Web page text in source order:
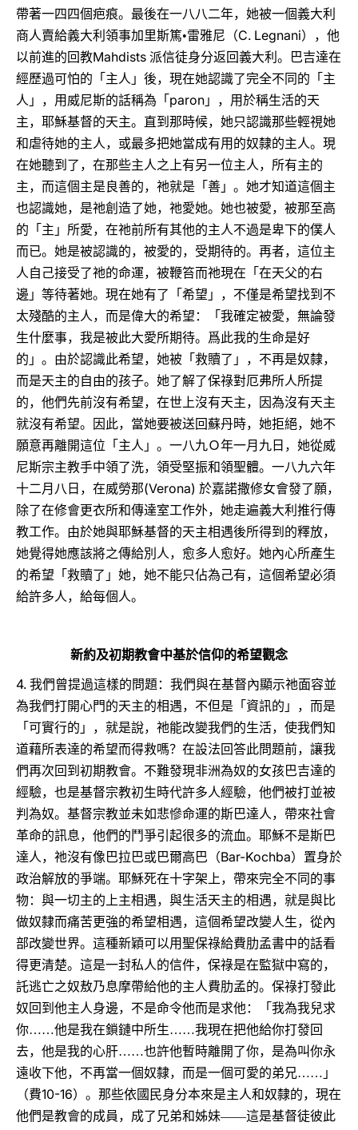
帶著一四四個疤痕。最後在一八八二年，她被一個義大利
商人賣給義大利領事加里斯篤•雷雅尼（C. Legnani），他
以前進的回教Mahdists 派信徒身分返回義大利。巴吉達在
經歷過可怕的「主人」後，現在她認識了完全不同的「主
人」，用威尼斯的話稱為「 paron 」，用於稱生活的天
主，耶穌基督的天主。直到那時候，她只認識那些輕視她
和虐待她的主人，或最多把她當成有用的奴隸的主人。現
在她聽到了，在那些主人之上有另一位主人，所有主的
主，而這個主是良善的，祂就是「善」。她才知道這個主
也認識她，是祂創造了她，祂愛她。她也被愛，被那至高
的「主」所愛，在祂前所有其他的主人不過是卑下的僕人
而已。她是被認識的，被愛的，受期待的。再者，這位主
人自己接受了祂的命運，被鞭笞而祂現在「在天父的右
邊」等待著她。現在她有了「希望」，不僅是希望找到不
太殘酷的主人，而是偉大的希望：「我確定被愛，無論發
生什麼事，我是被此大愛所期待。爲此我的生命是好
的」。由於認識此希望，她被「救贖了」，不再是奴隸，
而是天主的自由的孩子。她了解了保祿對厄弗所人所提
的，他們先前沒有希望，在世上沒有天主，因為沒有天主
就沒有希望。因此，當她要被送回蘇丹時，她拒絕，她不
願意再離開這位「主人」。一八九Ｏ年一月九日，她從威
尼斯宗主教手中領了洗，領受堅振和領聖體。一八九六年
十二月八日，在威勞那(Verona) 於嘉諾撒修女會發了願，
除了在修會更衣所和傳達室工作外，她走遍義大利推行傳
教工作。由於她與耶穌基督的天主相遇後所得到的釋放，
她覺得她應該將之傳給別人，愈多人愈好。她內心所產生
的希望「救贖了」她，她不能只佔為己有，這個希望必須
給許多人，給每個人。
新約及初期教會中基於信仰的希望觀念
4. 我們曾提過這樣的問題：我們與在基督內顯示祂面容並
為我們打開心門的天主的相遇，不但是「資訊的」，而是
「可實行的」，就是說，祂能改變我們的生活，使我們知
道藉所表達的希望而得救嗎？在設法回答此問題前，讓我
們再次回到初期教會。不難發現非洲為奴的女孩巴吉達的
經驗，也是基督宗教初生時代許多人經驗，他們被打並被
判為奴。基督宗教並未如悲慘命運的斯巴達人，帶來社會
革命的訊息，他們的鬥爭引起很多的流血。耶穌不是斯巴
達人，祂沒有像巴拉巴或巴爾高巴（Bar-Kochba）置身於
政治解放的爭端。耶穌死在十字架上，帶來完全不同的事
物：與一切主的上主相遇，與生活天主的相遇，就是與比
做奴隸而痛苦更強的希望相遇，這個希望改變人生，從內
部改變世界。這種新穎可以用聖保祿給費肋孟書中的話看
得更清楚。這是一封私人的信件，保祿是在監獄中寫的，
託逃亡之奴敖乃息摩帶給他的主人費肋孟的。保祿打發此
奴回到他主人身邊，不是命令他而是求他：「我為我兒求
你……他是我在鎖鏈中所生……我現在把他給你打發回
去，他是我的心肝……也許他暫時離開了你，是為叫你永
遠收下他，不再當一個奴隸，而是一個可愛的弟兄……」
（費10-16）。那些依國民身分本來是主人和奴隸的，現在
他們是教會的成員，成了兄弟和姊妹――這是基督徒彼此